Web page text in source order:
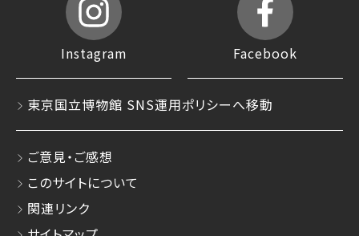
Instagram Facebook
東京国立博物館 SNS運用ポリシーへ移動
ご意見・ご感想
このサイトについて
関連リンク